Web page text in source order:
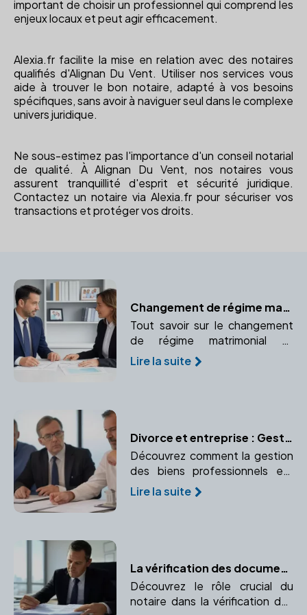
important de choisir un professionnel qui comprend les
enjeux locaux et peut agir efficacement.
Alexia.fr facilite la mise en relation avec des notaires
qualifiés d'Alignan Du Vent. Utiliser nos services vous
aide à trouver le bon notaire, adapté à vos besoins
spécifiques, sans avoir à naviguer seul dans le complexe
univers juridique.
Ne sous-estimez pas l'importance d'un conseil notarial
de qualité. À Alignan Du Vent, nos notaires vous
assurent tranquillité d'esprit et sécurité juridique.
Contactez un notaire via Alexia.fr pour sécuriser vos
transactions et protéger vos droits.
Changement de régime matrimonial
Tout savoir sur le changement
de régime matrimonial et
pourquoi consulter un notaire
pour cette démarche
Lire la suite
Divorce et entreprise : Gestion des biens professionnels
Découvrez comment la gestion
des biens professionnels est
effectuée lors d'un divorce.
Comprendre la propriété d'une
Lire la suite
La vérification des documents immobiliers par le notaire
Découvrez le rôle crucial du
notaire dans la vérification des